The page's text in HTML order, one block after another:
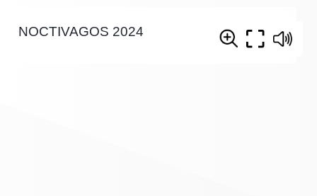
NOCTIVAGOS 2024